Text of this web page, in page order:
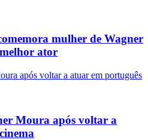
mulher de Wagner
ator
Moura após voltar a